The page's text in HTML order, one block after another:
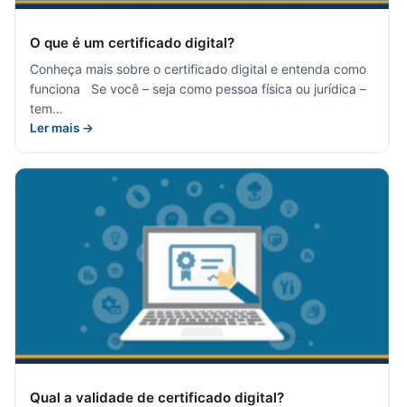
O que é um certificado digital?
Conheça mais sobre o certificado digital e entenda como
funciona Se você – seja como pessoa física ou jurídica –
tem…
Ler mais →
Qual a validade de certificado digital?